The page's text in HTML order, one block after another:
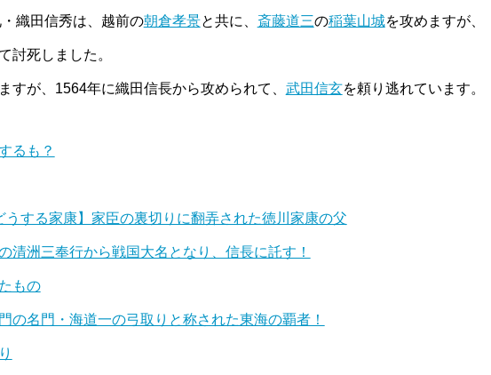
織田信秀は、越前の朝倉孝景と共に、 斎藤道三の稲葉山城を攻めますが、
討死しました。
すが、1564年に織田信長から攻められて、 武田信玄を頼り逃れています。
るも？
する家康】家臣の裏切りに翻弄された徳川家康の父
洲三奉行から戦国大名となり、信長に託す！
もの
の名門・海道一の弓取りと称された東海の覇者！